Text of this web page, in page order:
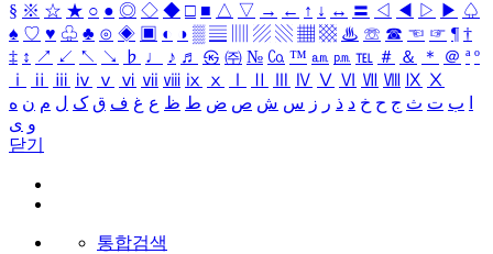
§ ※ ☆ ★ ○ ● ◎ ◇ ◆ □ ■ △ ▽ → ← ↑ ↓ ↔ 〓 ◁ ◀ ▷ ▶ ♤
♠ ♡ ♥ ♧ ♣ ⊙ ◈ ▣ ◐ ◑ ▒ ▤ ▨ ▧ ▦ ▩ ♨ ☏ ☎ ☜ ☞ ¶ †
‡ ↕ ↗ ↙ ↖ ↘ ♭ ♩ ♪ ♬ ㉿ ㈜ № ㏇ ™ ㏂ ㏘ ℡ ＃ ＆ ＊ ＠ ª º
ⅰ
ⅱ ⅲ ⅳ ⅴ ⅵ ⅶ ⅷ ⅸ ⅹ Ⅳ Ⅴ Ⅵ Ⅶ Ⅷ Ⅸ Ⅹ
ب ت ث ج ح خ د ذ ر ز س ش ص ض ط ظ ع غ ف ق ک ل م ن ه
و ی
닫기
통합검색